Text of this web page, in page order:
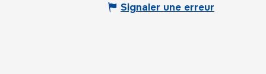
Signaler une erreur